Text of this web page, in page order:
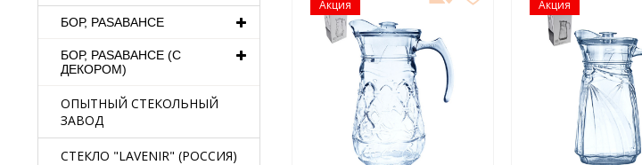
БОР, PASABAHCE
БОР, PASABAHCE (С
ДЕКОРОМ)
ОПЫТНЫЙ СТЕКОЛЬНЫЙ
ЗАВОД
СТЕКЛО "LAVENIR" (РОССИЯ)
Акция
ДОБАВИТЬ
В
ИЗБРАННОЕ
Акция
ДОБАВИТЬ
В
ИЗБРАННОЕ